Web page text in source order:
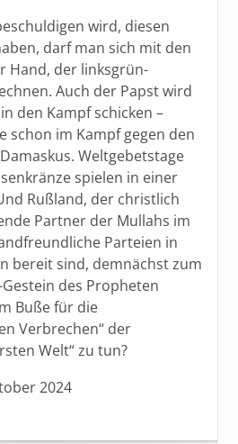
wird, diesen
darf man sich mit den
Hand, der linksgrün-
Auch der Papst wird
den Kampf schicken –
schon im Kampf gegen den
Weltgebetstage
spielen in einer
Rußland, der christlich
Partner der Mullahs im
Parteien in
bereit sind, demnächst zum
Gestein des Propheten
Buße für die
Verbrechen“ der
Welt“ zu tun?
2024